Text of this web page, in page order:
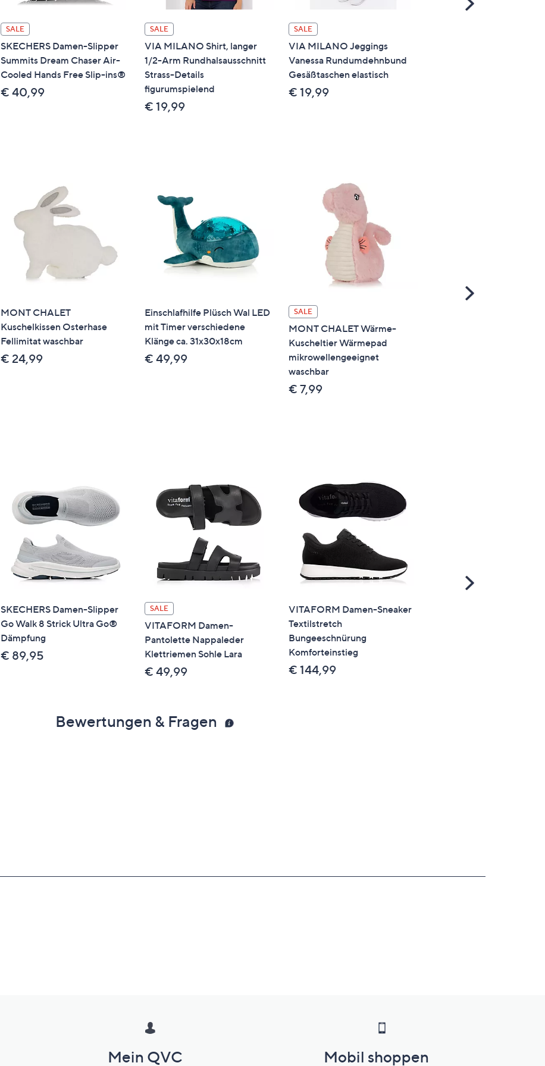
SALE
SKECHERS Damen-Slipper
Summits Dream Chaser Air-
Cooled Hands Free Slip-ins®
€ 40,99
SALE
VIA MILANO Shirt, langer
1/2-Arm Rundhalsausschnitt
Strass-Details
figurumspielend
€ 19,99
SALE
VIA MILANO Jeggings
Vanessa Rundumdehnbund
Gesäßtaschen elastisch
€ 19,99
MONT CHALET
Kuschelkissen Osterhase
Fellimitat waschbar
€ 24,99
Einschlafhilfe Plüsch Wal LED
mit Timer verschiedene
Klänge ca. 31x30x18cm
€ 49,99
SALE
MONT CHALET Wärme-
Kuscheltier Wärmepad
mikrowellengeeignet
waschbar
€ 7,99
Scroll
SKECHERS Damen-Slipper
Go Walk 8 Strick Ultra Go®
Dämpfung
€ 89,95
SALE
VITAFORM Damen-
Pantolette Nappaleder
Klettriemen Sohle Lara
€ 49,99
VITAFORM Damen-Sneaker
Textilstretch
Bungeeschnürung
Komforteinstieg
€ 144,99
Scroll
Bewertungen & Fragen
Mein QVC Mobil shoppen